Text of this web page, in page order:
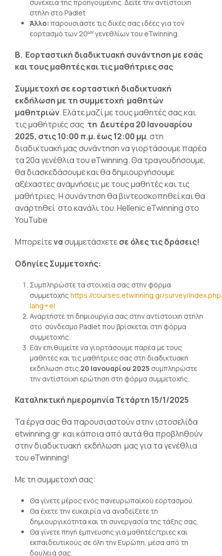
συνέχεια της προηγούμενης. Δείτε την αντίστοιχη
στήλη στο Padlet
Άλλο: παρουσιάστε τις δικές σας ιδέες για τον
εορτασμό των 20ων γενεθλίων του eTwinning.
Β. Εορταστική διαδικτυακή συνάντηση με εσάς
και τους μαθητές και τις μαθήτριες σας
Συμμετοχή σε εορταστική διαδικτυακή
εκδήλωση με τη συμμετοχή μαθητών
μαθητριών. Ελάτε μαζί με τους μαθητές σας και
τις μαθήτριές σας τη Δευτέρα 20 Ιανουαρίου
2025, στις 10:00 π.μ. έως 12:00 μμ, στη
διαδικτυακή μας συνάντηση να γιορτάσουμε παρέα
τα 20α γενέθλια του eTwinning. Θα τραγουδήσουμε,
θα διασκεδάσουμε και θα δημιουργήσουμε
αξέχαστες αναμνήσεις με τους μαθητές και τις
μαθήτριες. Η συνάντηση θα βιντεοσκοπηθεί και θα
αναρτηθεί στο κανάλι του Hellenic eTwinning στο
YouTube
Μπορείτενασυμμετάσχετεσε όλες τις δράσεις!
Οδηγίες Συμμετοχής:
Συμπληρώστε τα στοιχεία σας στην φόρμα
συμμετοχήςhttps://courses.etwinning.gr/survey/
lang=el
Αναρτήστε τη δημιουργία σας στην αντίστοιχη στήλη
στο σύνδεσμο Padlet που βρίσκεται στη φόρμα
συμμετοχής.
Εάν επιθυμείτε να γιορτάσουμε παρέα με τους
μαθητές και τις μαθήτριες σας στη διαδικτυακή
εκδήλωση στις 20 Ιανουαρίου 2025 συμπληρώστε
την αντίστοιχη ερώτηση στη φόρμα συμμετοχής.
Καταληκτική ημερομηνία Τετάρτη 15/1/2025
Τα έργα σας θα παρουσιαστούν στην ιστοσελίδα
etwinning.gr και κάποια από αυτά θα προβληθούν
στην διαδικτυακή εκδήλωση μας για τα γενέθλια
του eTwinning!
Με τη συμμετοχή σας:
Θα γίνετε μέρος ενός πανευρωπαϊκού εορτασμού.
Θα έχετε την ευκαιρία να αναδείξετε τη
δημιουργικότητα και τη συνεργασία της τάξης σας.
Θα γίνετε πηγή έμπνευσης για μαθητές/τριες και
εκπαιδευτικούς σε όλη την Ευρώπη, μέσα από τη
δουλειά σας.